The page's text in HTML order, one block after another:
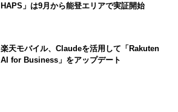
HAPS」は9月から能登エリアで実証開始
楽天モバイル、Claudeを活用して「Rakuten
AI for Business」をアップデート